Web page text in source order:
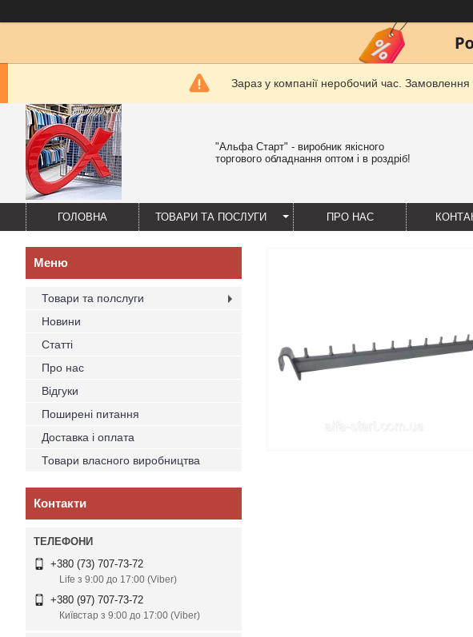
Зараз у компанії неробочий час. Замовлення
"Альфа Старт" - виробник якісного
торгового обладнання оптом і в роздріб!
ГОЛОВНА ТОВАРИ ТА ПОСЛУГИ ПРО НАС
Товари та полслуги
Новини
Статті
Про нас
Відгуки
Поширені питання
Доставка і оплата
Товари власного виробництва
Контакти
+380 (73) 707-73-72
Life з 9:00 до 17:00 (Viber)
+380 (97) 707-73-72
Київстар з 9:00 до 17:00 (Viber)